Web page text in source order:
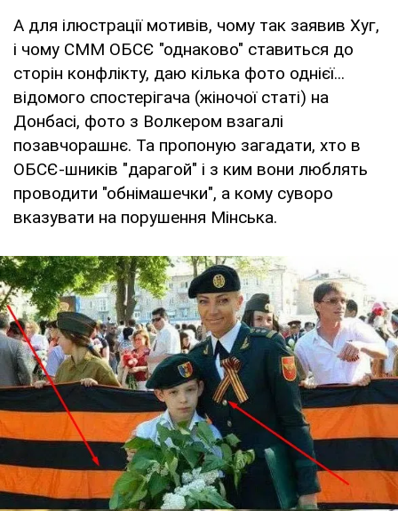
А для ілюстрації мотивів, чому так заявив Хуг,
і чому СММ ОБСЄ "однаково" ставиться до
сторін конфлікту, даю кілька фото однієї...
відомого спостерігача (жіночої статi) на
Донбасі, фото з Волкером взагалі
позавчорашнє. Та пропоную загадати, хто в
ОБСЄ-шників "дарагой" і з ким вони люблять
проводити "обнімашечки", а кому суворо
вказувати на порушення Мінська.